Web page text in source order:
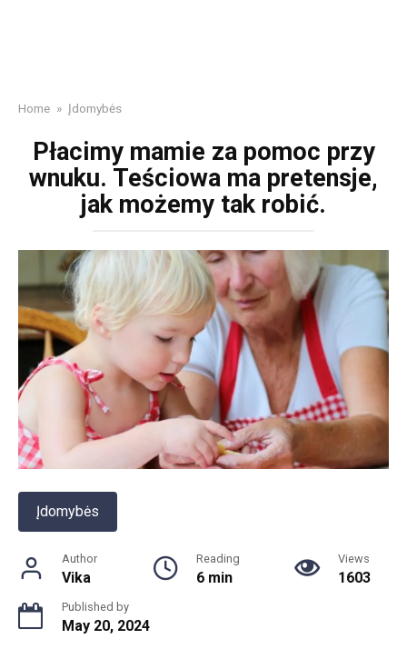
Home » Įdomybės
Płacimy mamie za pomoc przy
wnuku. Teściowa ma pretensje,
jak możemy tak robić.
Įdomybės
Author
Vika
Reading
6 min
Views
1603
Published by
May 20, 2024